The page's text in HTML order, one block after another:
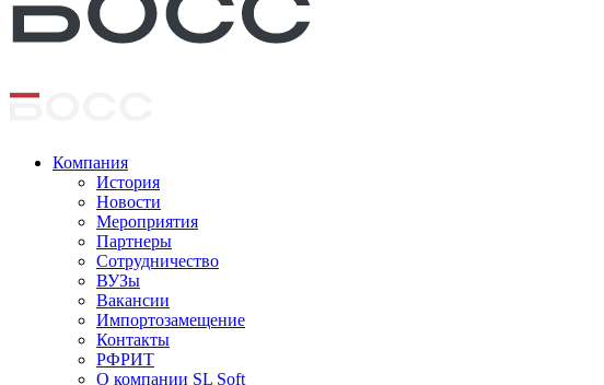
Компания
История
Новости
Мероприятия
Партнеры
Сотрудничество
ВУЗы
Вакансии
Импортозамещение
Контакты
РФРИТ
О компании SL Soft